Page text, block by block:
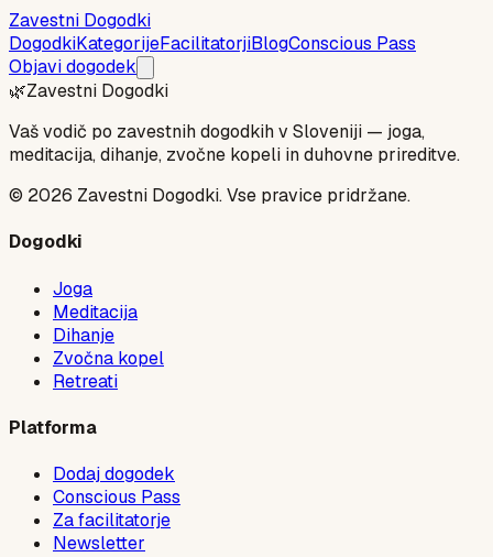
Zavestni Dogodki
DogodkiKategorijeFacilitatorjiBlogConscious Pass
Objavi dogodek
🌿Zavestni Dogodki
Vaš vodič po zavestnih dogodkih v Sloveniji — joga,
meditacija, dihanje, zvočne kopeli in duhovne prireditve.
© 2026 Zavestni Dogodki. Vse pravice pridržane.
Dogodki
Joga
Meditacija
Dihanje
Zvočna kopel
Retreati
Platforma
Dodaj dogodek
Conscious Pass
Za facilitatorje
Newsletter